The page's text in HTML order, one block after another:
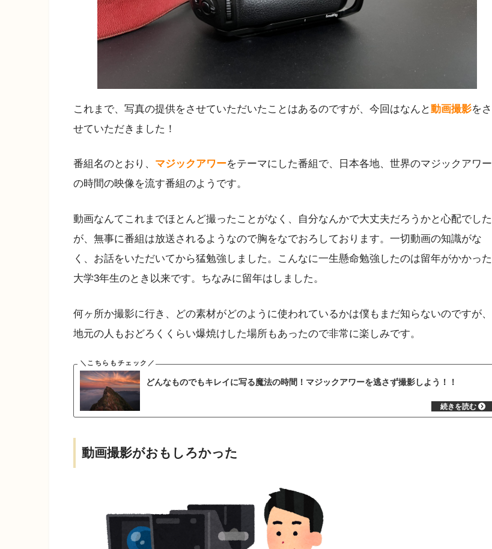
これまで、写真の提供をさせていただいたことはあるのですが、今回はなんと動画撮影をさ
せていただきました！
番組名のとおり、 マジックアワーをテーマにした番組で、日本各地、世界のマジックアワー
の時間の映像を流す番組のようです。
動画なんてこれまでほとんど撮ったことがなく、自分なんかで大丈夫だろうかと心配でした
が、無事に番組は放送されるようなので胸をなでおろしております。一切動画の知識がな
く、お話をいただいてから猛勉強しました。こんなに一生懸命勉強したのは留年がかかった
大学3年生のとき以来です。ちなみに留年はしました。
何ヶ所か撮影に行き、どの素材がどのように使われているかは僕もまだ知らないのですが、
地元の人もおどろくくらい爆焼けした場所もあったので非常に楽しみです。
どんなものでもキレイに写る魔法の時間！マジックアワーを逃さず撮影しよう！！
動画撮影がおもしろかった